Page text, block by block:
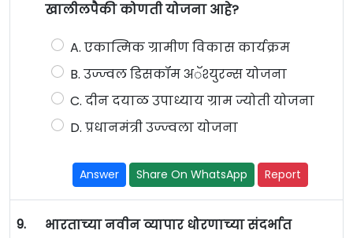
खालीलपैकी कोणती योजना आहे?
A. एकात्मिक ग्रामीण विकास कार्यक्रम
B. उज्ज्वल डिसकॉम अॅश्युरन्स योजना
C. दीन दयाळ उपाध्याय ग्राम ज्योती योजना
D. प्रधानमंत्री उज्ज्वला योजना
Answer Share On WhatsApp Report
9.
भारताच्या नवीन व्यापार धोरणाच्या संदर्भात